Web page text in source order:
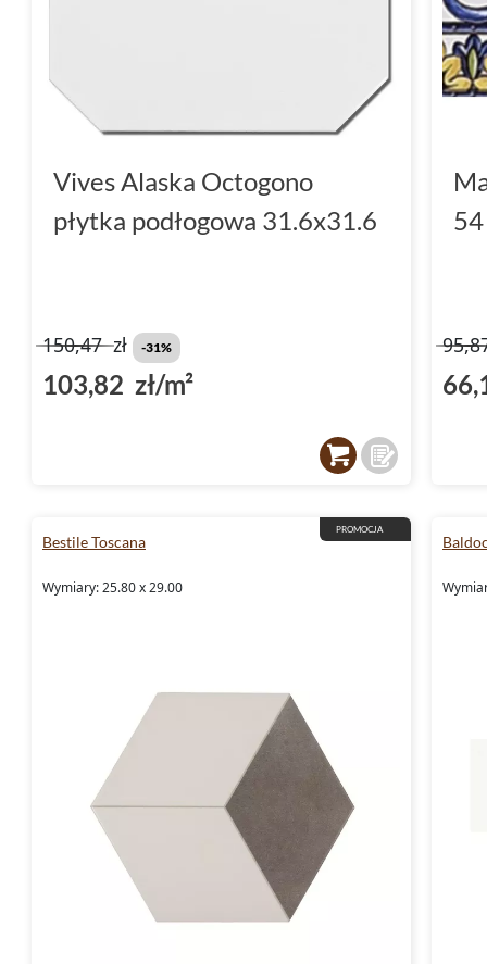
Vives Alaska Octogono
płytka podłogowa 31.6x31.6
150,47zł -31%
103,82 zł/m²
PROMOCJA
Bestile Toscana
Wymiary: 25.80 x 29.00